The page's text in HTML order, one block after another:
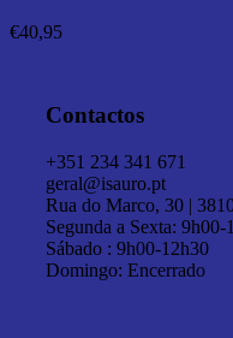
€40,95
Contactos
+351 234 341 671
geral@isauro.pt
Rua do Marco, 30 |
Segunda a Sexta:
Sábado : 9h00-12h30
Domingo: Encerrado